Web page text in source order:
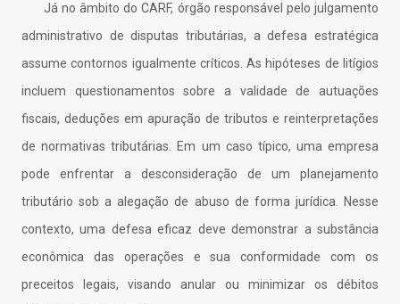
Já no âmbito do CARF, órgão responsável pelo julgamento
administrativo de disputas tributárias, a defesa estratégica
assume contornos igualmente críticos. As hipóteses de litígios
incluem questionamentos sobre a validade de autuações
fiscais, deduções em apuração de tributos e reinterpretações
de normativas tributárias. Em um caso típico, uma empresa
pode enfrentar a desconsideração de um planejamento
tributário sob a alegação de abuso de forma jurídica. Nesse
contexto, uma defesa eficaz deve demonstrar a substância
econômica das operações e sua conformidade com os
preceitos legais, visando anular ou minimizar os débitos